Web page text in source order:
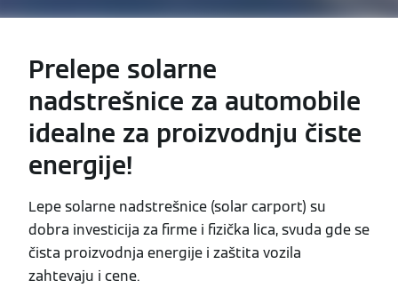
Prelepe solarne
nadstrešnice za automobile
idealne za proizvodnju čiste
energije!
Lepe solarne nadstrešnice (solar carport) su
dobra investicija za firme i fizička lica, svuda gde se
čista proizvodnja energije i zaštita vozila
zahtevaju i cene.